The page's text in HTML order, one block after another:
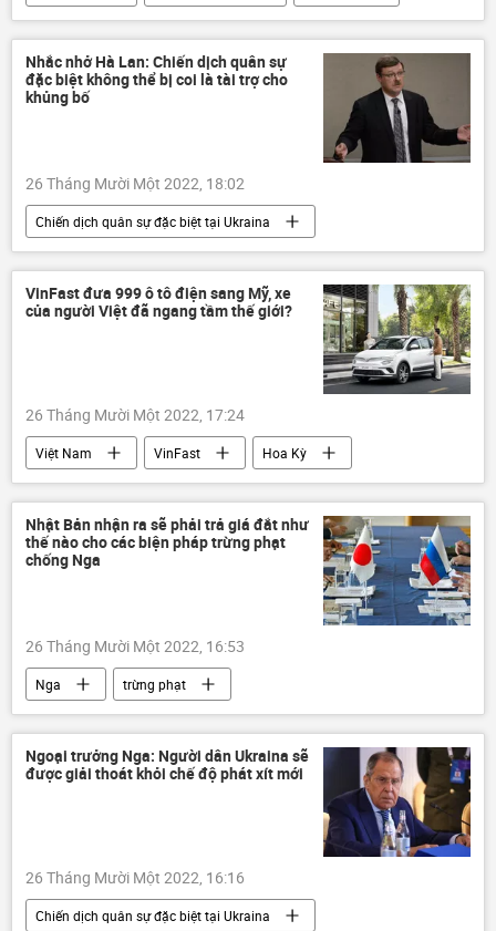
Gìn giữ hòa bình
Nhắc nhở Hà Lan: Chiến dịch quân sự
đặc biệt không thể bị coi là tài trợ cho
khủng bố
26 Tháng Mười Một 2022, 18:02
Chiến dịch quân sự đặc biệt tại Ukraina
Cuộc khủng hoảng ở Ukraina
Ukraina
Nga
khủng hoảng
Chính trị
Nghị viện châu Âu
VinFast đưa 999 ô tô điện sang Mỹ, xe
của người Việt đã ngang tầm thế giới?
26 Tháng Mười Một 2022, 17:24
Việt Nam VinFast
Hoa Kỳ
ô tô điện
xe ô-tô xuất khẩu
Nhật Bản nhận ra sẽ phải trả giá đắt như
thế nào cho các biện pháp trừng phạt
chống Nga
26 Tháng Mười Một 2022, 16:53
Nga
trừng phạt
Các biện pháp trừng phạt chống Nga
Cuộc khủng hoảng ở Ukraina
Nhật Bản
Báo chí thế giới
Ngoại trưởng Nga: Người dân Ukraina sẽ
được giải thoát khỏi chế độ phát xít mới
26 Tháng Mười Một 2022, 16:16
Chiến dịch quân sự đặc biệt tại Ukraina